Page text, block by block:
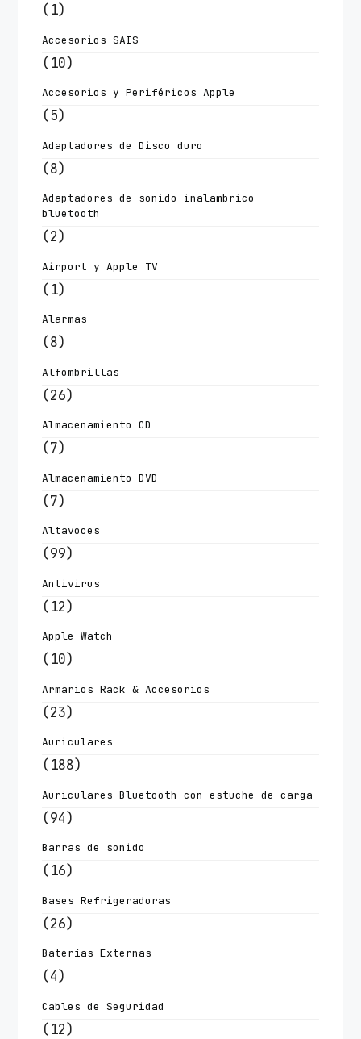
(1)
Accesorios SAIS
(10)
Accesorios y Periféricos Apple
(5)
Adaptadores de Disco duro
(8)
Adaptadores de sonido inalambrico
bluetooth
(2)
Airport y Apple TV
(1)
Alarmas
(8)
Alfombrillas
(26)
Almacenamiento CD
(7)
Almacenamiento DVD
(7)
Altavoces
(99)
Antivirus
(12)
Apple Watch
(10)
Armarios Rack & Accesorios
(23)
Auriculares
(188)
Auriculares Bluetooth con estuche de carga
(94)
Barras de sonido
(16)
Bases Refrigeradoras
(26)
Baterías Externas
(4)
Cables de Seguridad
(12)